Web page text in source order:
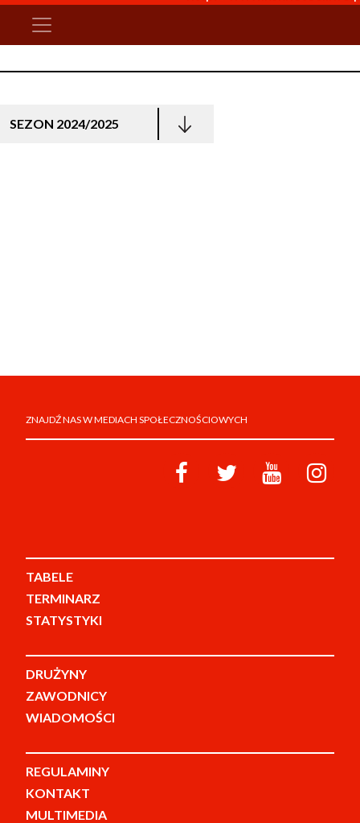
SEZON 2024/2025
ZNAJDŹ NAS W MEDIACH SPOŁECZNOŚCIOWYCH
TABELE
TERMINARZ
STATYSTYKI
DRUŻYNY
ZAWODNICY
WIADOMOŚCI
REGULAMINY
KONTAKT
MULTIMEDIA